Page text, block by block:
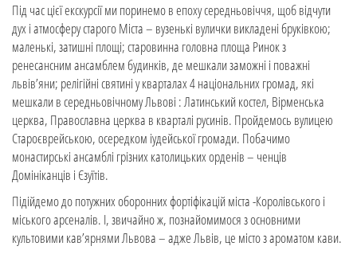
Під час цієї екскурсії ми поринемо в епоху середньовіччя, щоб відчути
дух і атмосферу старого Міста – вузенькі вулички викладені бруківкою;
маленькі, затишні площі; старовинна головна площа Ринок з
ренесансним ансамблем будинків, де мешкали заможні і поважні
львів’яни; релігійні святині у кварталах 4 національних громад, які
мешкали в середньовічному Львові : Латинський костел, Вірменська
церква, Православна церква в кварталі русинів. Пройдемось вулицею
Староєврейською, осередком іудейської громади. Побачимо
монастирські ансамблі грізних католицьких орденів – ченців
Домініканців і Єзуїтів.
Підійдемо до потужних оборонних фортіфікацій міста -Королівського і
міського арсеналів. І, звичайно ж, познайомимося з основними
культовими кав’ярнями Львова – адже Львів, це місто з ароматом кави.